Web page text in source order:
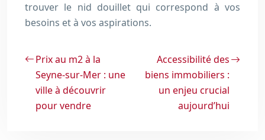
trouver le nid douillet qui correspond à vos
besoins et à vos aspirations.
Prix au m2 à la
Seyne-sur-Mer : une
ville à découvrir
pour vendre
Accessibilité des
biens immobiliers :
un enjeu crucial
aujourd’hui